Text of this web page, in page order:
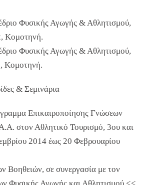
Φυσικής Αγωγής & Αθλητισμού,
Κομοτηνή.
Φυσικής Αγωγής & Αθλητισμού,
Κομοτηνή.
& Σεμινάρια
Επικαιροποίησης Γνώσεων
στον Αθλητικό Τουρισμό, 3ου και
2014 έως 20 Φεβρουαρίου
Βοηθειών, σε συνεργασία με τον